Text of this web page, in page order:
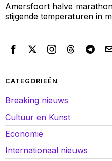
Amersfoort halve
stijgende temperaturen in
CATEGORIEËN
Breaking nieuws
Cultuur en Kunst
Economie
Internationaal nieuws